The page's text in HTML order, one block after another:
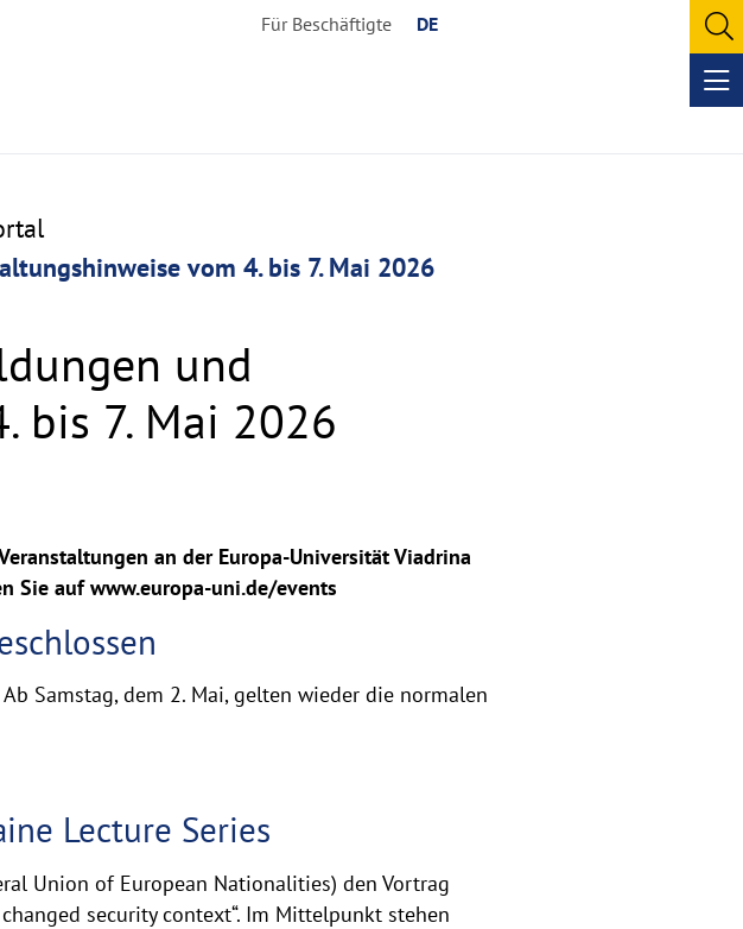
Für Beschäftigte DE
vom 4. bis 7. Mai 2026
und
bis 7. Mai 2026
an der Europa-Universität Viadrina
Sie auf www.europa-uni.de/events
Samstag, dem 2. Mai, gelten wieder die normalen
Lecture Series
Union of European Nationalities) den Vortrag
security context“. Im Mittelpunkt stehen